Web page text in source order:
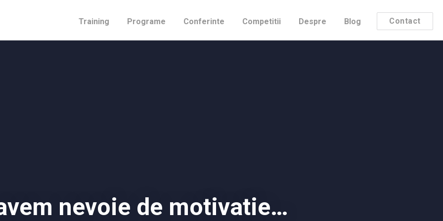
Training Programe Conferinte Competitii Despre Blog Contact
nevoie de motivatie…